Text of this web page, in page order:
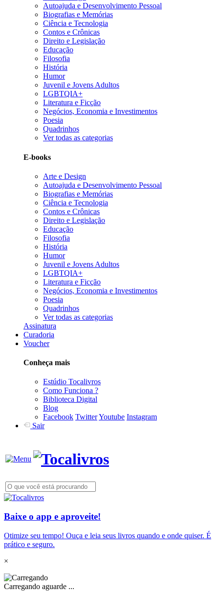
Autoajuda e Desenvolvimento Pessoal
Biografias e Memórias
Ciência e Tecnologia
Contos e Crônicas
Direito e Legislação
Educação
Filosofia
História
Humor
Juvenil e Jovens Adultos
LGBTQIA+
Literatura e Ficção
Negócios, Economia e Investimentos
Poesia
Quadrinhos
Ver todas as categorias
E-books
Arte e Design
Autoajuda e Desenvolvimento Pessoal
Biografias e Memórias
Ciência e Tecnologia
Contos e Crônicas
Direito e Legislação
Educação
Filosofia
História
Humor
Juvenil e Jovens Adultos
LGBTQIA+
Literatura e Ficção
Negócios, Economia e Investimentos
Poesia
Quadrinhos
Ver todas as categorias
Assinatura
Curadoria
Voucher
Conheça mais
Estúdio Tocalivros
Como Funciona ?
Biblioteca Digital
Blog
Facebook TwitterYoutube Instagram
Sair
Baixe o app e aproveite!
Otimize seu tempo! Ouça e leia seus livros quando e onde quiser. É
prático e seguro.
×
Carregando aguarde ...